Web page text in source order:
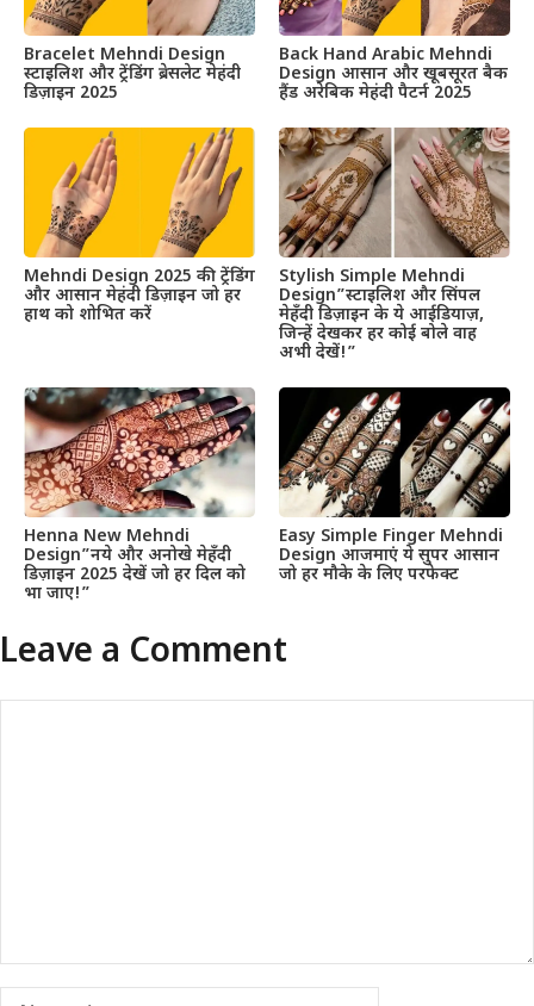
Bracelet Mehndi Design
स्टाइलिश और ट्रेंडिंग ब्रेसलेट मेहंदी
डिज़ाइन 2025
Back Hand Arabic Mehndi
Design आसान और खूबसूरत बैक
हैंड अरेबिक मेहंदी पैटर्न 2025
Mehndi Design 2025 की ट्रेंडिंग
और आसान मेहंदी डिज़ाइन जो हर
हाथ को शोभित करें
Stylish Simple Mehndi
Design”स्टाइलिश और सिंपल
मेहँदी डिज़ाइन के ये आईडियाज़,
जिन्हें देखकर हर कोई बोले वाह
अभी देखें!”
Henna New Mehndi
Design”नये और अनोखे मेहँदी
डिज़ाइन 2025 देखें जो हर दिल को
भा जाए!”
Easy Simple Finger Mehndi
Design आजमाएं ये सुपर आसान
जो हर मौके के लिए परफेक्ट
Leave a Comment
Name